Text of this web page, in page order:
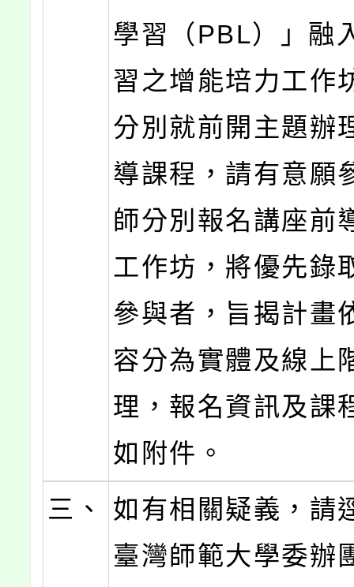
學習（PBL）」融
習之增能培力工作
分別就前開主題辦
導課程，請有意願
師分別報名講座前
工作坊，將優先錄
參與者，旨揭計畫
容分為實體及線上
理，報名資訊及課
如附件。
三、
如有相關疑義，請
臺灣師範大學委辦